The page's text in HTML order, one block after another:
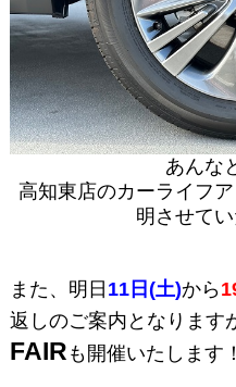
あんな
高知東店のカーライフ
明させて
また、明日 11日(土)から
返しのご案内となります
FAIR も開催いたします！